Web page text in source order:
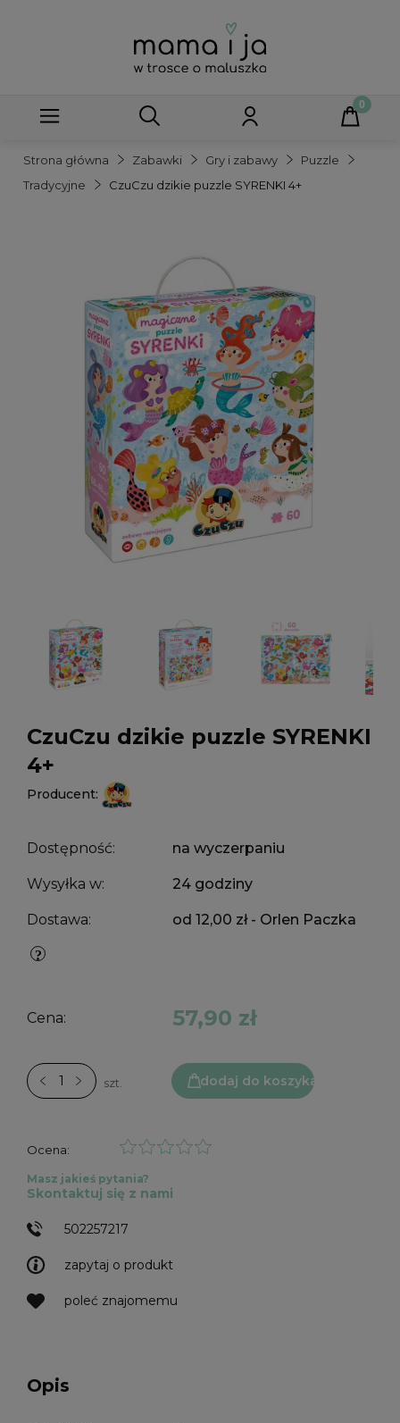
Strona główna Zabawki Gry i zabawy
Puzzle
Tradycyjne
CzuCzu dzikie puzzle SYRENKI 4+
CzuCzu dzikie puzzle SYRENKI
4+
Producent:
Dostępność: na wyczerpaniu
Wysyłka w: 24 godziny
Dostawa: od 12,00 zł - Orlen Paczka
Cena: 57,90 zł
szt. dodaj do koszyka
Ocena:
zapytaj o produkt
poleć znajomemu
Masz jakieś pytania?
Skontaktuj się z nami
502257217
Opis